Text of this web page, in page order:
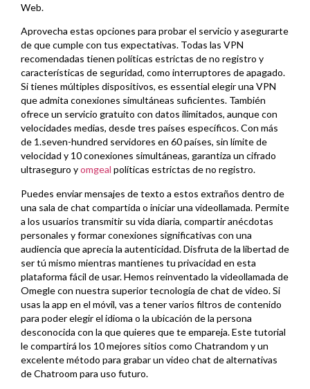
Web.
Aprovecha estas opciones para probar el servicio y asegurarte
de que cumple con tus expectativas. Todas las VPN
recomendadas tienen políticas estrictas de no registro y
características de seguridad, como interruptores de apagado.
Si tienes múltiples dispositivos, es essential elegir una VPN
que admita conexiones simultáneas suficientes. También
ofrece un servicio gratuito con datos ilimitados, aunque con
velocidades medias, desde tres países específicos. Con más
de 1.seven-hundred servidores en 60 países, sin límite de
velocidad y 10 conexiones simultáneas, garantiza un cifrado
ultraseguro yomgeal políticas estrictas de no registro.
Puedes enviar mensajes de texto a estos extraños dentro de
una sala de chat compartida o iniciar una videollamada. Permite
a los usuarios transmitir su vida diaria, compartir anécdotas
personales y formar conexiones significativas con una
audiencia que aprecia la autenticidad. Disfruta de la libertad de
ser tú mismo mientras mantienes tu privacidad en esta
plataforma fácil de usar. Hemos reinventado la videollamada de
Omegle con nuestra superior tecnología de chat de video. Si
usas la app en el móvil, vas a tener varios filtros de contenido
para poder elegir el idioma o la ubicación de la persona
desconocida con la que quieres que te empareja. Este tutorial
le compartirá los 10 mejores sitios como Chatrandom y un
excelente método para grabar un video chat de alternativas
de Chatroom para uso futuro.